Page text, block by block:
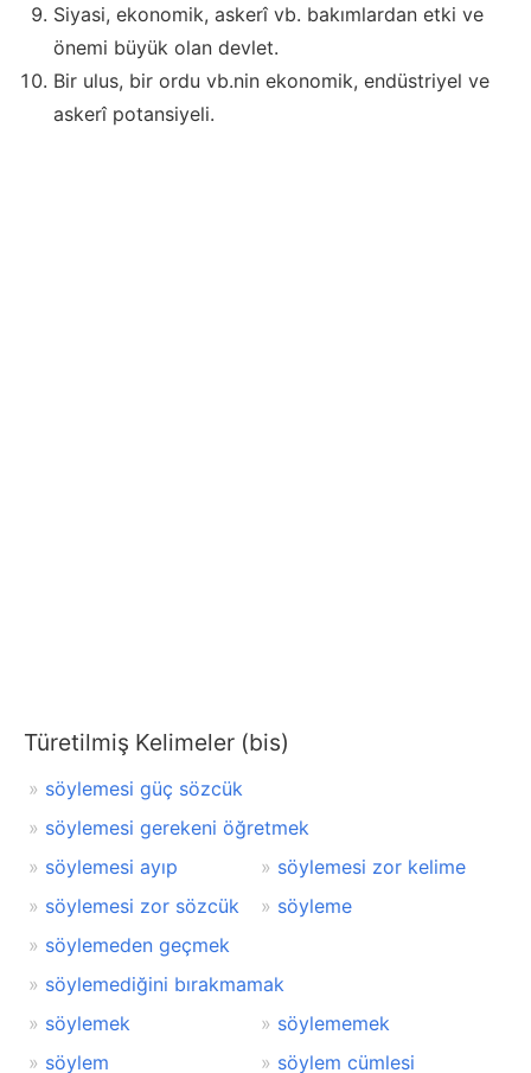
Siyasi, ekonomik, askerî vb. bakımlardan etki ve
önemi büyük olan devlet.
Bir ulus, bir ordu vb.nin ekonomik, endüstriyel ve
askerî potansiyeli.
Türetilmiş Kelimeler (bis)
söylemesi güç sözcük
söylemesi gerekeni öğretmek
söylemesi ayıp
söylemesi zor kelime
söylemesi zor sözcük
söyleme
söylemeden geçmek
söylemediğini bırakmamak
söylemek
söylememek
söylem
söylem cümlesi